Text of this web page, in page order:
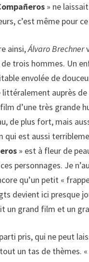
» ne
c’est même pour
ainsi,Álvaro Brechner
trois hommes. Un
envolée de
auprès
d’une très grande
de plus fort, mais
qui est aussi
» est à fleur de
personnages. Je
qu’un petit «
devient ici presque
un grand film et un
pris, qui ne peut
un tas de thèmes. «